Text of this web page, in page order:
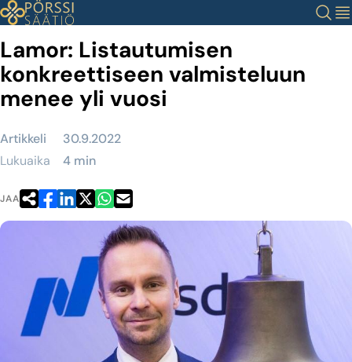
Siirry
sisältöön
Haku
Lamor: Listautumisen
konkreettiseen valmisteluun
menee yli vuosi
Artikkeli
30.9.2022
Lukuaika
4 min
JAA